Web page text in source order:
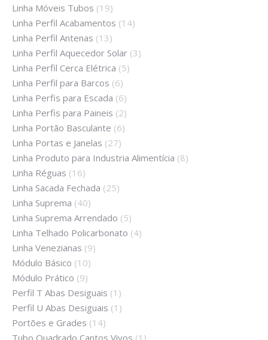
Linha Móveis Tubos (19)
Linha Perfil Acabamentos (14)
Linha Perfil Antenas (13)
Linha Perfil Aquecedor Solar (3)
Linha Perfil Cerca Elétrica (5)
Linha Perfil para Barcos (6)
Linha Perfis para Escada (6)
Linha Perfis para Paineis (2)
Linha Portão Basculante (6)
Linha Portas e Janelas (27)
Linha Produto para Industria Alimentícia (8)
Linha Réguas (16)
Linha Sacada Fechada (25)
Linha Suprema (40)
Linha Suprema Arrendado (5)
Linha Telhado Policarbonato (4)
Linha Venezianas (9)
Módulo Básico (10)
Módulo Prático (9)
Perfil T Abas Desiguais (1)
Perfil U Abas Desiguais (1)
Portões e Grades (14)